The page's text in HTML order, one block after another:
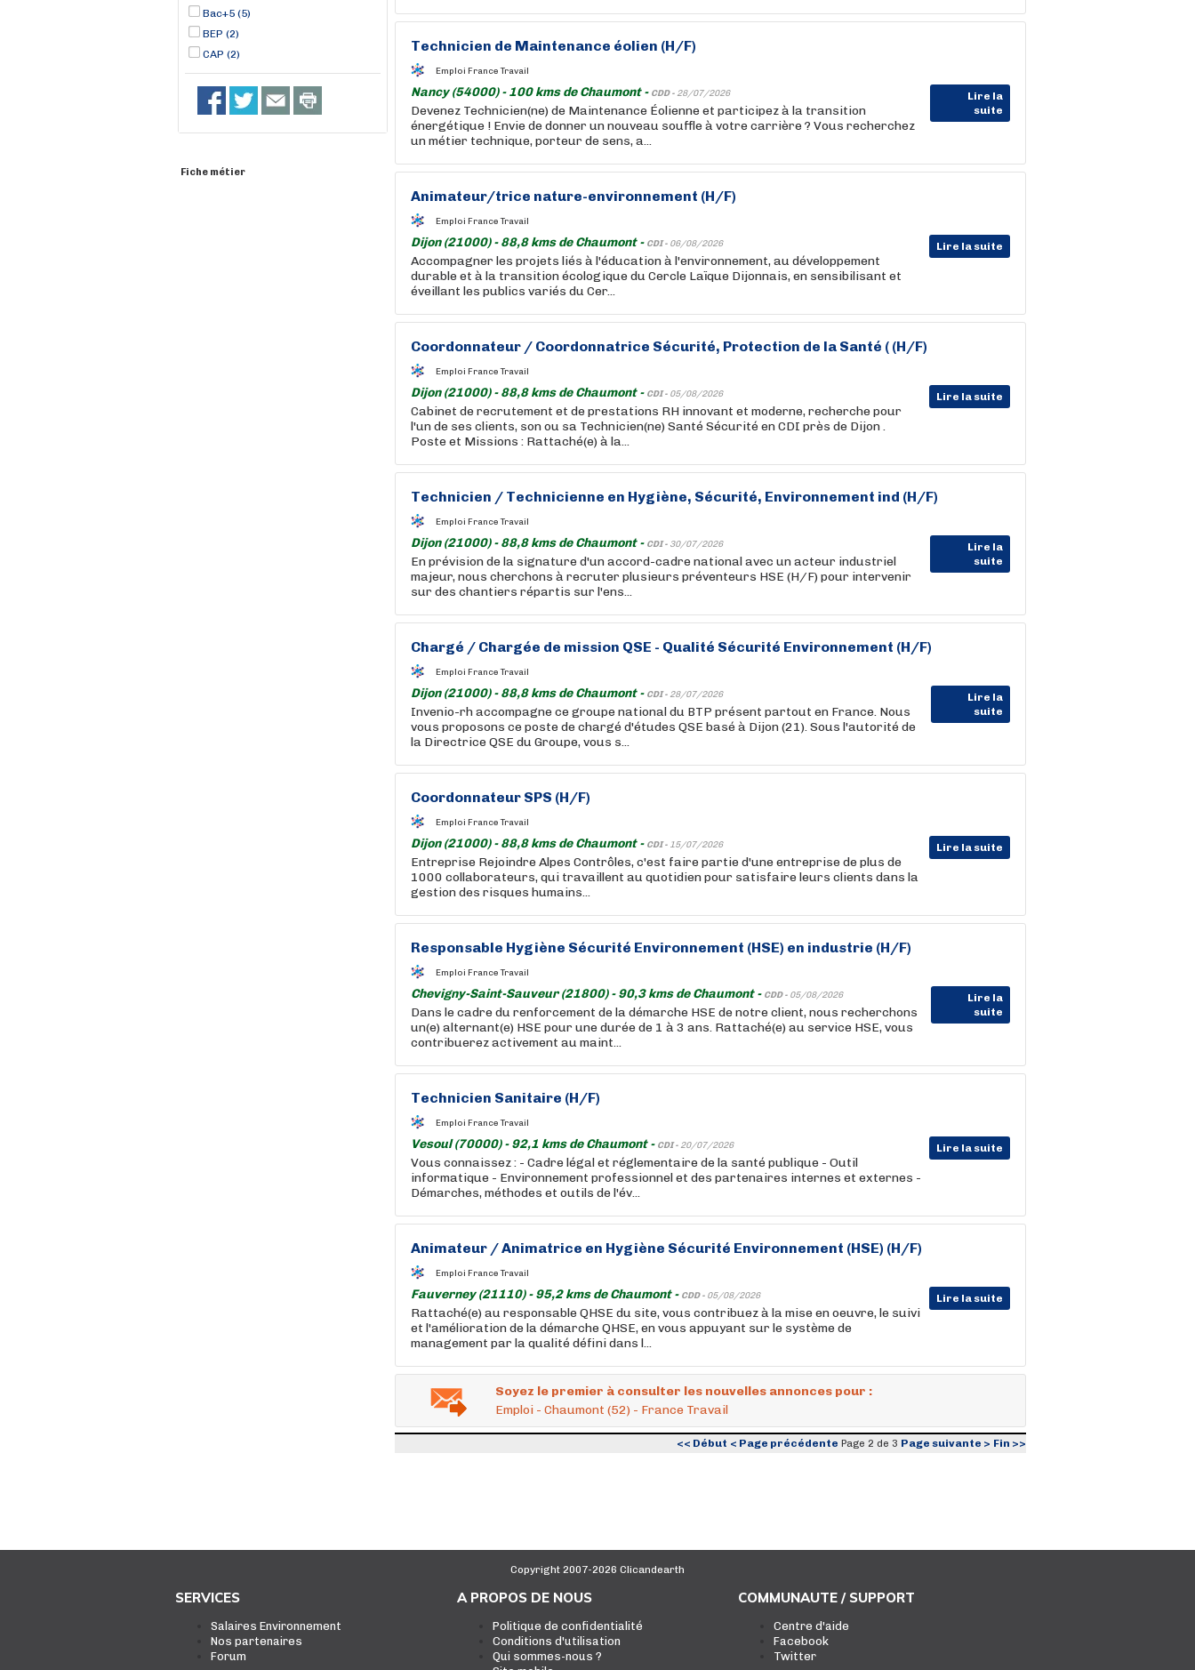
Bac+5 (5)
BEP (2)
CAP (2)
Fiche métier
Technicien de Maintenance éolien (H/F)
Emploi France Travail
Nancy (54000) - 100 kms de Chaumont - CDD - 28/07/2026
Lire la
suite
Devenez Technicien(ne) de Maintenance Éolienne et participez à la transition
énergétique ! Envie de donner un nouveau souffle à votre carrière ? Vous recherchez
un métier technique, porteur de sens, a...
Animateur/trice nature-environnement (H/F)
Emploi France Travail
Dijon (21000) - 88,8 kms de Chaumont - CDI - 06/08/2026 Lire la suite
Accompagner les projets liés à l'éducation à l'environnement, au développement
durable et à la transition écologique du Cercle Laïque Dijonnais, en sensibilisant et
éveillant les publics variés du Cer...
Coordonnateur / Coordonnatrice Sécurité, Protection de la Santé ( (H/F)
Emploi France Travail
Dijon (21000) - 88,8 kms de Chaumont - CDI - 05/08/2026 Lire la suite
Cabinet de recrutement et de prestations RH innovant et moderne, recherche pour
l'un de ses clients, son ou sa Technicien(ne) Santé Sécurité en CDI près de Dijon .
Poste et Missions : Rattaché(e) à la...
Technicien / Technicienne en Hygiène, Sécurité, Environnement ind (H/F)
Emploi France Travail
Dijon (21000) - 88,8 kms de Chaumont - CDI - 30/07/2026
Lire la
suite
En prévision de la signature d'un accord-cadre national avec un acteur industriel
majeur, nous cherchons à recruter plusieurs préventeurs HSE (H/F) pour intervenir
sur des chantiers répartis sur l'ens...
Chargé / Chargée de mission QSE - Qualité Sécurité Environnement (H/F)
Emploi France Travail
Dijon (21000) - 88,8 kms de Chaumont - CDI - 28/07/2026
Lire la
suite
Invenio-rh accompagne ce groupe national du BTP présent partout en France. Nous
vous proposons ce poste de chargé d'études QSE basé à Dijon (21). Sous l'autorité de
la Directrice QSE du Groupe, vous s...
Coordonnateur SPS (H/F)
Emploi France Travail
Dijon (21000) - 88,8 kms de Chaumont - CDI - 15/07/2026 Lire la suite
Entreprise Rejoindre Alpes Contrôles, c'est faire partie d'une entreprise de plus de
1000 collaborateurs, qui travaillent au quotidien pour satisfaire leurs clients dans la
gestion des risques humains...
Responsable Hygiène Sécurité Environnement (HSE) en industrie (H/F)
Emploi France Travail
Chevigny-Saint-Sauveur (21800) - 90,3 kms de Chaumont - CDD - 05/08/2026
Lire la
suite
Dans le cadre du renforcement de la démarche HSE de notre client, nous recherchons
un(e) alternant(e) HSE pour une durée de 1 à 3 ans. Rattaché(e) au service HSE, vous
contribuerez activement au maint...
Technicien Sanitaire (H/F)
Emploi France Travail
Vesoul (70000) - 92,1 kms de Chaumont - CDI - 20/07/2026 Lire la suite
Vous connaissez : - Cadre légal et réglementaire de la santé publique - Outil
informatique - Environnement professionnel et des partenaires internes et externes -
Démarches, méthodes et outils de l'év...
Animateur / Animatrice en Hygiène Sécurité Environnement (HSE) (H/F)
Emploi France Travail
Fauverney (21110) - 95,2 kms de Chaumont - CDD - 05/08/2026 Lire la suite
Rattaché(e) au responsable QHSE du site, vous contribuez à la mise en oeuvre, le suivi
et l'amélioration de la démarche QHSE, en vous appuyant sur le système de
management par la qualité défini dans l...
Soyez le premier à consulter les nouvelles annonces pour :
Emploi - Chaumont (52) - France Travail
<< Début < Page précédente Page 2 de 3 Page suivante > Fin >>
Copyright 2007-2026 Clicandearth
SERVICES
Salaires Environnement
Nos partenaires
Forum
A PROPOS DE NOUS
Politique de confidentialité
Conditions d'utilisation
Qui sommes-nous ?
COMMUNAUTE / SUPPORT
Centre d'aide
Facebook
Twitter